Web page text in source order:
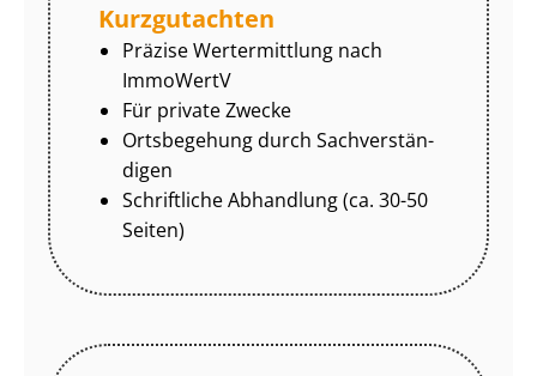
Kurzgutachten
Präzise Wertermittlung nach
ImmoWertV
Für private Zwecke
Ortsbegehung durch Sach­ver­stän­
di­gen
Schriftliche Abhandlung (ca. 30-50
Seiten)